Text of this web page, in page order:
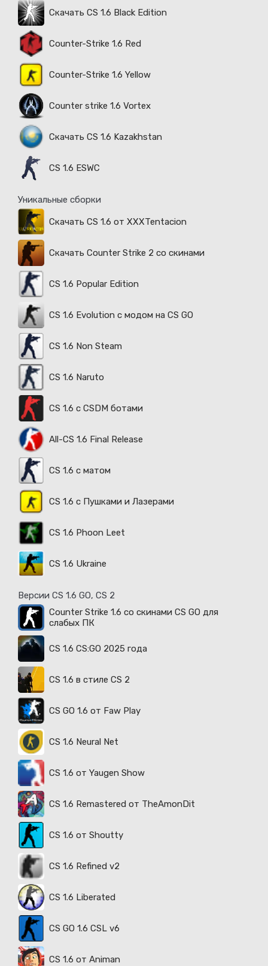
Скачать CS 1.6 Black Edition
Counter-Strike 1.6 Red
Counter-Strike 1.6 Yellow
Counter strike 1.6 Vortex
Скачать CS 1.6 Kazakhstan
CS 1.6 ESWC
Уникальные сборки
Скачать CS 1.6 от XXXTentacion
Скачать Counter Strike 2 со скинами
CS 1.6 Popular Edition
CS 1.6 Evolution с модом на CS GO
CS 1.6 Non Steam
CS 1.6 Naruto
CS 1.6 с CSDM ботами
All-CS 1.6 Final Release
CS 1.6 с матом
CS 1.6 с Пушками и Лазерами
CS 1.6 Phoon Leet
CS 1.6 Ukraine
Версии CS 1.6 GO, CS 2
Counter Strike 1.6 со скинами CS GO для
слабых ПК
CS 1.6 CS:GO 2025 года
CS 1.6 в стиле CS 2
CS GO 1.6 от Faw Play
CS 1.6 Neural Net
CS 1.6 от Yaugen Show
CS 1.6 Remastered от TheAmonDit
CS 1.6 от Shoutty
CS 1.6 Refined v2
CS 1.6 Liberated
CS GO 1.6 CSL v6
CS 1.6 от Animan